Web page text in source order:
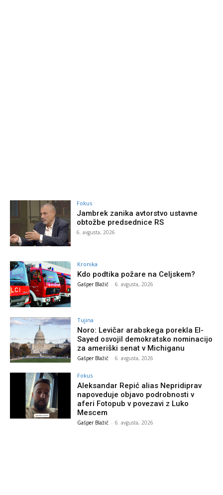
Fokus
Jambrek zanika avtorstvo ustavne
obtožbe predsednice RS
6. avgusta, 2026
Kronika
Kdo podtika požare na Celjskem?
Gašper Blažič - 6. avgusta, 2026
Tujina
Noro: Levičar arabskega porekla El-
Sayed osvojil demokratsko nominacijo
za ameriški senat v Michiganu
Gašper Blažič - 6. avgusta, 2026
Fokus
Aleksandar Repić alias Nepridiprav
napoveduje objavo podrobnosti v
aferi Fotopub v povezavi z Luko
Mescem
Gašper Blažič - 6. avgusta, 2026